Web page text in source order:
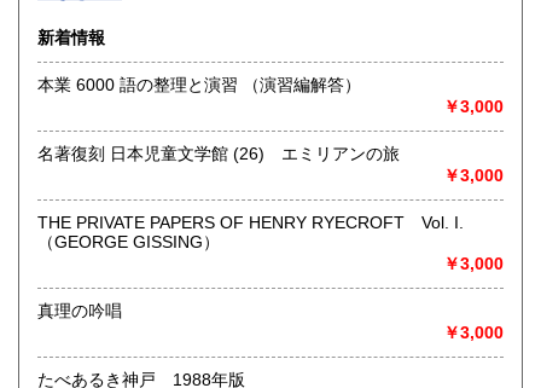
沿線名：-
最寄駅：-
営業時間：-
定休日：-
書籍の買取について
取り扱い分野
総記、哲学宗教、歴史、社会科学、自然科学、美術工芸、国
カルチャー、古書一般（その他）
書籍全般
新着情報
本業 6000 語の整理と演習 （演習編解答）
￥3,000
名著復刻 日本児童文学館 (26) エミリアンの旅
￥3,000
THE PRIVATE PAPERS OF HENRY RYECROFT Vol. I.
（GEORGE GISSING）
￥3,000
真理の吟唱
￥3,000
たべあるき神戸 1988年版